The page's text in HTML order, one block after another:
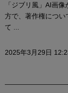
「ジブリ風」AI画
方で、著作権につい
て ...
2025年3月29日